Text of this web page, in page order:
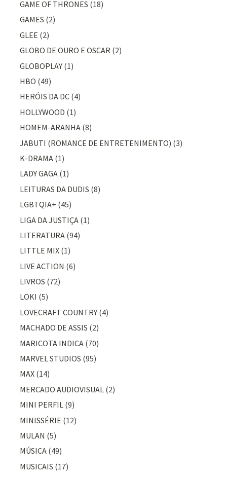
GAME OF THRONES (18)
GAMES (2)
GLEE (2)
GLOBO DE OURO E OSCAR (2)
GLOBOPLAY (1)
HBO (49)
HERÓIS DA DC (4)
HOLLYWOOD (1)
HOMEM-ARANHA (8)
JABUTI (ROMANCE DE ENTRETENIMENTO) (3)
K-DRAMA (1)
LADY GAGA (1)
LEITURAS DA DUDIS (8)
LGBTQIA+ (45)
LIGA DA JUSTIÇA (1)
LITERATURA (94)
LITTLE MIX (1)
LIVE ACTION (6)
LIVROS (72)
LOKI (5)
LOVECRAFT COUNTRY (4)
MACHADO DE ASSIS (2)
MARICOTA INDICA (70)
MARVEL STUDIOS (95)
MAX (14)
MERCADO AUDIOVISUAL (2)
MINI PERFIL (9)
MINISSÉRIE (12)
MULAN (5)
MÚSICA (49)
MUSICAIS (17)